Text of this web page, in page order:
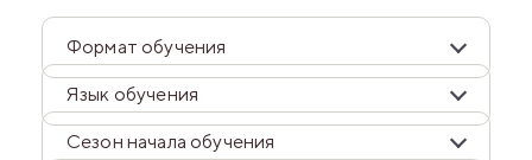
Формат обучения
Язык обучения
Сезон начала обучения